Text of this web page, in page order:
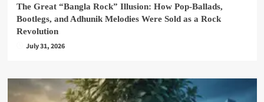
The Great “Bangla Rock” Illusion: How Pop-Ballads,
Bootlegs, and Adhunik Melodies Were Sold as a Rock
Revolution
July 31, 2026